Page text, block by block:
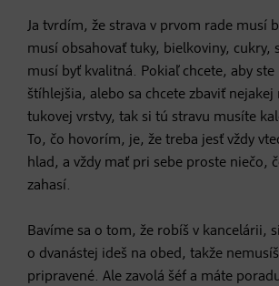
Ja tvrdím, že strava v prvom rade musí
musí obsahovať tuky, bielkoviny, cukry,
musí byť kvalitná. Pokiaľ chcete, aby
štíhlejšia, alebo sa chcete zbaviť nejakej
tukovej vrstvy, tak si tú stravu musíte
To, čo hovorím, je, že treba jesť vždy
hlad, a vždy mať pri sebe proste niečo,
zahasí.
Bavíme sa o tom, že robíš v kancelárii,
o dvanástej ideš na obed, takže
pripravené. Ale zavolá šéf a máte